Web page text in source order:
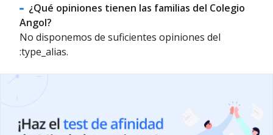
¿Qué opiniones tienen las familias del Colegio
Angol?
No disponemos de suficientes opiniones del
:type_alias.